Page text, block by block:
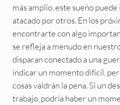
más amplio, este sueño
atacado por otros. En los
encontrarte con algo
se refleja a menudo en
disparan conectado a una
indicar un momento difícil,
cosas valdrán la pena. Si un
trabajo, podría haber un